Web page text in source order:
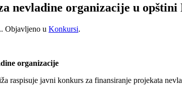
nevladine organizacije u
. Objavljeno u Konkursi.
organizacije
raspisuje javni konkurs za finansiranje projekata